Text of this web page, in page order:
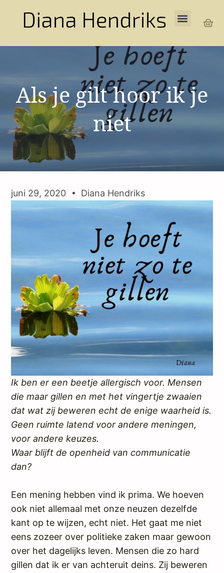
Als je gilt hoor ik je
niet
juni 29, 2020 Diana Hendriks
Ik ben er een beetje allergisch voor. Mensen
die maar gillen en met het vingertje zwaaien
dat wat zij beweren echt de enige waarheid is.
Geen ruimte latend voor andere meningen,
voor andere keuzes.
Waar blijft de openheid van communicatie
dan?
Een mening hebben vind ik prima. We hoeven
ook niet allemaal met onze neuzen dezelfde
kant op te wijzen, echt niet. Het gaat me niet
eens zozeer over politieke zaken maar gewoon
over het dagelijks leven. Mensen die zo hard
gillen dat ik er van achteruit deins. Zij beweren